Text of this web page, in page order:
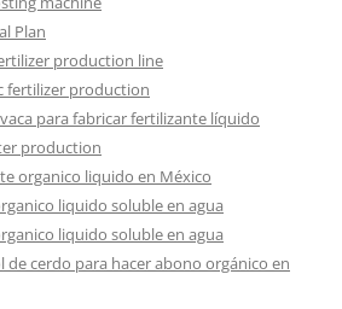
Plan
production line
fertilizer production
para fabricar fertilizante líquido
production
organico liquido en México
liquido soluble en agua
liquido soluble en agua
de cerdo para hacer abono orgánico en